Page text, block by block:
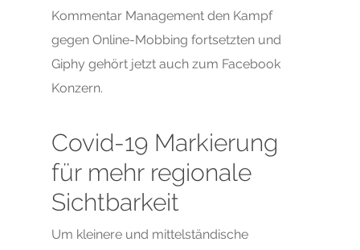
Kommentar Management den Kampf
gegen Online-Mobbing fortsetzten und
Giphy gehört jetzt auch zum Facebook
Konzern.
Covid-19 Markierung
für mehr regionale
Sichtbarkeit
Um kleinere und mittelständische